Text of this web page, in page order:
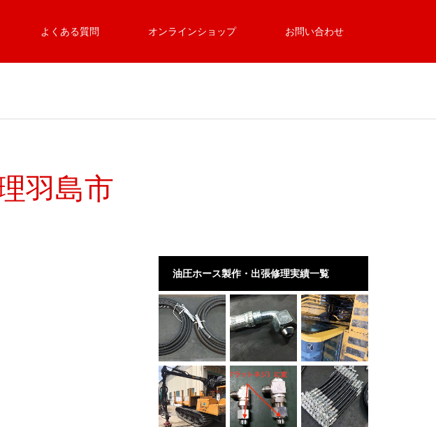
よくある質問 オンラインショップ お問い合わせ
羽島市
油圧ホース製作・出張修理実績一覧